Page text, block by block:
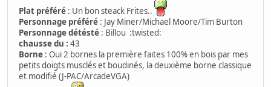
Plat préféré : Un bon steack Frites..
Personnage préféré : Jay Miner/Michael Moore/Tim Burton
Personnage détésté : Billou :twisted:
chausse du : 43
Borne : Oui 2 bornes la première faites 100% en bois par mes
petits doigts musclés et boudinés, la deuxième borne classique
et modifié (J-PAC/ArcadeVGA)